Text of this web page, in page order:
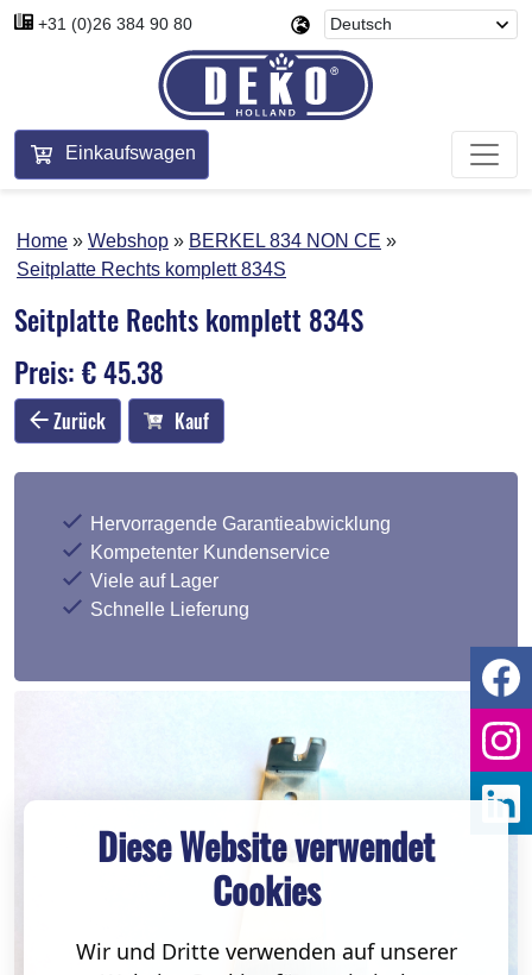
+31 (0)26 384 90 80
Einkaufswagen
Home Webshop
BERKEL 834 NON CE
Seitplatte Rechts komplett 834S
Seitplatte Rechts komplett 834S
Preis: € 45.38
Zurück Kauf
Hervorragende Garantieabwicklung
Kompetenter Kundenservice
Viele auf Lager
Schnelle Lieferung
Diese Website verwendet
Cookies
Wir und Dritte verwenden auf unserer